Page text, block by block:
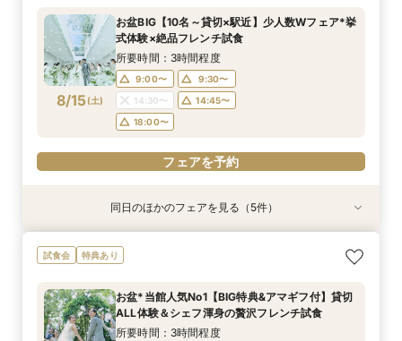
8/14( 金
11:00〜
12:00〜
14:00〜
15:00〜
17:00〜
フェアを予約
8/14( 金
11:00〜
12:00〜
14:00〜
15:00〜
17:00〜
フェアを予約
8/14( 金
11:00〜
12:00〜
14:00〜
15:00〜
17:00〜
フェアを予約
8/15(土)
お盆BIG【10名～貸切×駅近】少人数Wフェア*挙
式体験×絶品フレンチ試食
所要時間：3時間程度
9:00〜
9:30〜
14:30〜
14:45〜
18:00〜
フェアを予約
特典あり 動画あり
8/15(土)
【10名～貸切可】絶品フレンチ試食付*挙式×会
食プラン相談フェア
9:00〜
9:15〜
9:30〜
14:30〜
特典あり
8/15(土)
迷ったらこちら『徹底比較*2件目以降の方にオ
ススメ』見積もり相談会
9:00〜
9:30〜
14:30〜
14:45〜
特典あり
8/15(土)
【90分∼OK】〈2件目見学も◎〉豪華特典付*ク
イック相談会
9:00〜
9:30〜
14:30〜
14:45〜
特典あり
8/15(土)
【ペット婚に◎】大切なワンちゃんも一緒！貸切
会場で叶えよう
9:00〜
9:30〜
14:30〜
14:45〜
特典あり
8/15(土)
初見学でも安心◎「即決なし」アップ額が少ない
新プラン×試食付
9:00〜
9:30〜
14:30〜
14:45〜
同日のほかのフェアを見る（5件）
試食会 特典あり
お盆*当館人気No1【BIG特典&アマギフ付】貸切
ALL体験＆シェフ渾身の贅沢フレンチ試食
所要時間：3時間程度